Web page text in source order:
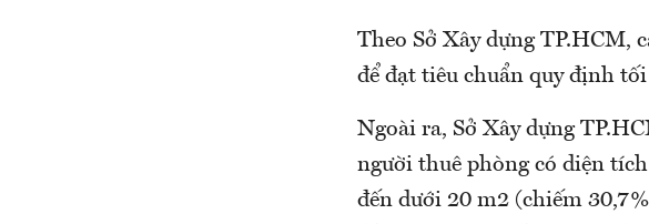
Theo Sở Xây dựng TP.HCM,
để đạt tiêu chuẩn quy định
Ngoài ra, Sở Xây dựng
người thuê phòng có diện
đến dưới 20 m2 (chiếm